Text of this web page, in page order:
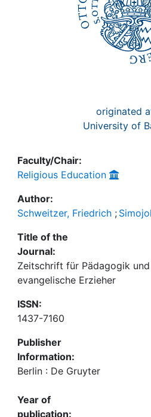
originated
University of
Faculty/Chair:
Religious Education
Author:
Schweitzer, Friedrich ;
Title of the
Journal:
Zeitschrift für Pädagogik
evangelische Erzieher
ISSN:
1437-7160
Publisher
Information:
Berlin : De Gruyter
Year of
publication: